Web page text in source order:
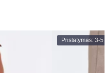
Pristatymas: 3-